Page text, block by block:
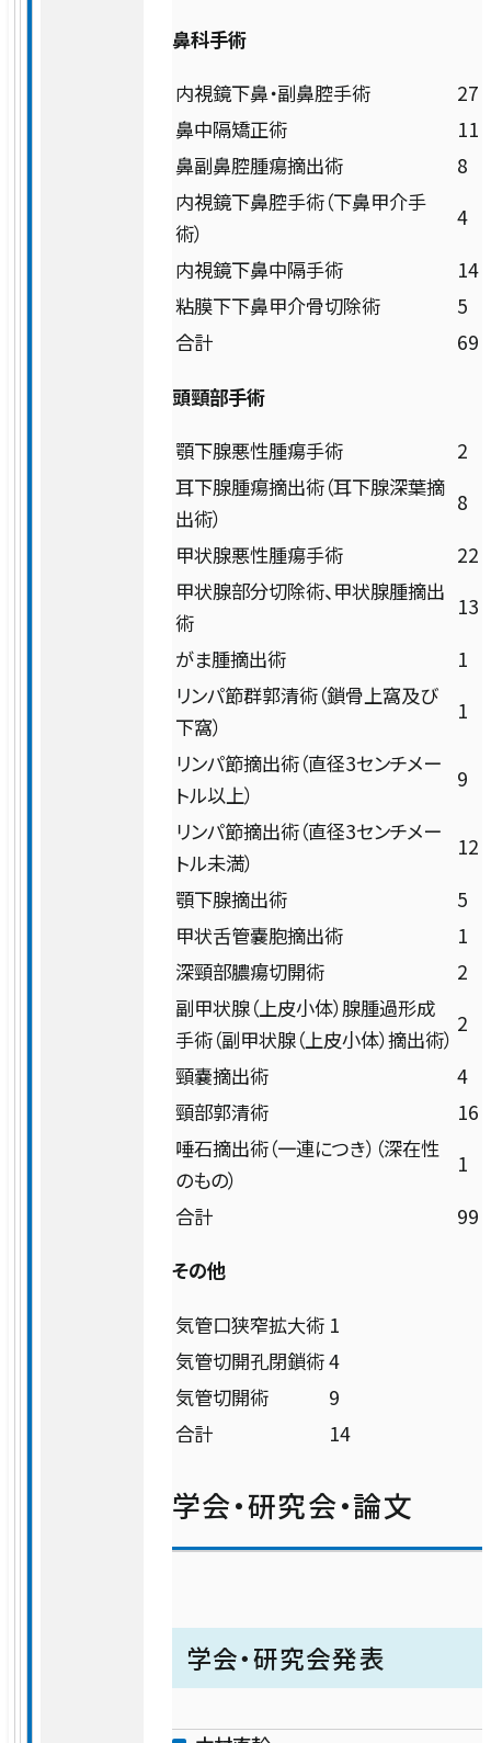
脳卒中センター 脳神経外科
心臓血管外科
泌尿器科
眼科
耳手術・めまい難聴センター
耳鼻咽喉科・頭頸部外科
皮膚科
形成外科
精神・神経科
緩和ケア科
麻酔科（ペインクリニック）
放射線診断科
放射線治療科
急病救急部
総合内科
病理診断科
集中治療部
中央検査部
人工透析センター
ロボット手術センター
活動・取り組み
外来担当医表をご確認の上ご来院ください。
鼻科手術
内視鏡下鼻・副鼻腔手術
27
鼻中隔矯正術
11
鼻副鼻腔腫瘍摘出術
8
内視鏡下鼻腔手術（下鼻甲介手
術）
4
内視鏡下鼻中隔手術
14
粘膜下下鼻甲介骨切除術
5
合計
69
頭頸部手術
顎下腺悪性腫瘍手術
2
耳下腺腫瘍摘出術（耳下腺深葉摘
出術）
8
甲状腺悪性腫瘍手術
22
甲状腺部分切除術、甲状腺腫摘出
術
13
がま腫摘出術
1
リンパ節群郭清術（鎖骨上窩及び
下窩）
1
リンパ節摘出術（直径3センチメー
トル以上）
9
リンパ節摘出術（直径3センチメー
トル未満）
12
顎下腺摘出術
5
甲状舌管嚢胞摘出術
1
深頸部膿瘍切開術
2
副甲状腺（上皮小体）腺腫過形成
手術（副甲状腺（上皮小体）摘出術）
2
頸嚢摘出術
4
頸部郭清術
16
唾石摘出術（一連につき）（深在性
のもの）
1
合計
99
その他
気管口狭窄拡大術 1
気管切開孔閉鎖術4
気管切開術
9
合計
14
学会・研究会・論文
学会・研究会発表